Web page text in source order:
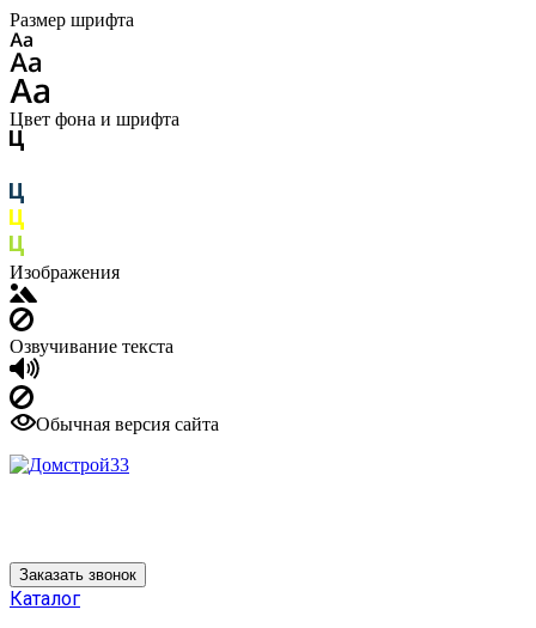
Размер шрифта
Цвет фона и шрифта
Изображения
Озвучивание текста
Обычная версия сайта
Заказать звонок
Каталог